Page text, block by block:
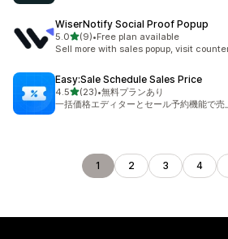
WiserNotify Social Proof Popup
5.05つ星中
(9)
合計レビュー数：9件
•Free plan available
Sell more with sales popup, visit
Easy:Sale Schedule Sales Price
4.55つ星中
(23)
合計レビュー数：23件
•無料プランあり
一括価格エディターとセール予約機能で売
1 2 3 4